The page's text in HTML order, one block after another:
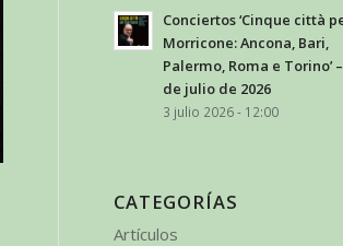
Conciertos ‘Cinque città
Morricone: Ancona, Bari,
Palermo, Roma e Torino’
de julio de 2026
3 julio 2026 - 12:00
CATEGORÍAS
Artículos